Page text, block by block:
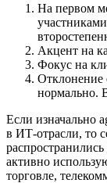
На первом
Акцент на
Фокус на
Отклонение
нормально.
Если изначально
в ИТ-отрасли, то
активно
торговле,